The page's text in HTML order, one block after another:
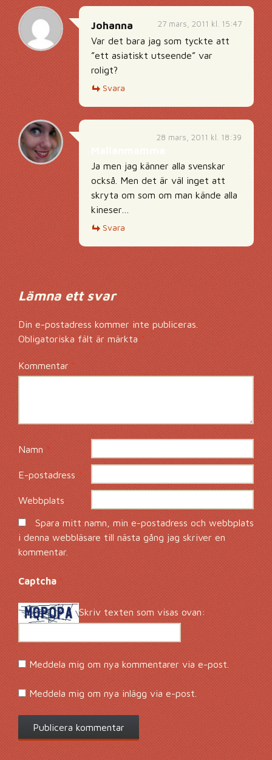
27 mars, 2011 kl. 15:47
Johanna
Var det bara jag som tyckte att
”ett asiatiskt utseende” var
roligt?
Svara
28 mars, 2011 kl. 18:39
Ja men jag känner alla svenskar
också. Men det är väl inget att
skryta om som om man kände alla
kineser…
Svara
Lämna ett svar
Din e-postadress kommer inte publiceras.
Obligatoriska fält är märkta *
Kommentar*
Namn *
E-postadress*
Webbplats
Spara mitt namn, min e-postadress och webbplats
i denna webbläsare till nästa gång jag skriver en
kommentar.
Captcha*
Skriv texten som visas ovan:
Meddela mig om nya kommentarer via e-post.
Meddela mig om nya inlägg via e-post.